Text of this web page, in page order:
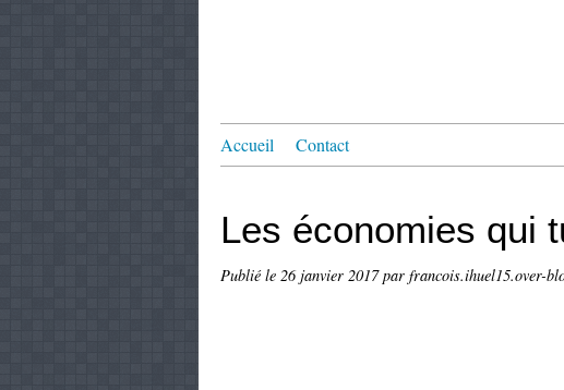
Accueil Contact
Les économies qui
Publié le 26 janvier 2017par francois.ihuel15.over-